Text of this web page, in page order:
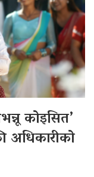
कोइसित’
अधिकारीको